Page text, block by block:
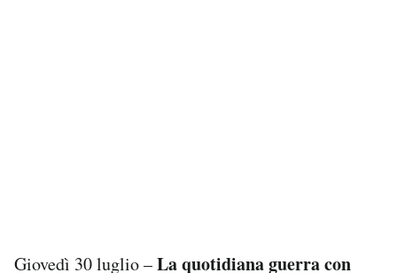
Giovedì 30 luglio –La quotidiana guerra con